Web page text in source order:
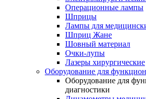
Операционные лампы
Шприцы
Лампы для
Шприц Жане
Шовный материал
Очки-лупы
Лазеры хирургические
Оборудование для
Оборудование для
диагностики